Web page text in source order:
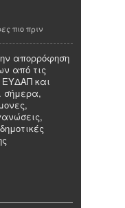
πιο πριν
απορρόφηση
από τις
ΕΥΔΑΠ και
σήμερα,